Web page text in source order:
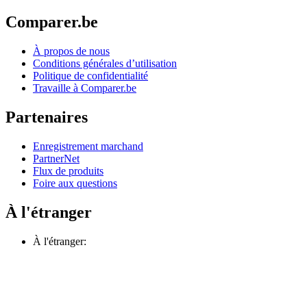
Comparer.be
À propos de nous
Conditions générales d’utilisation
Politique de confidentialité
Travaille à Comparer.be
Partenaires
Enregistrement marchand
PartnerNet
Flux de produits
Foire aux questions
À l'étranger
À l'étranger: